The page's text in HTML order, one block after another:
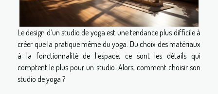
Le design d’un studio de yoga est une tendance plus difficile à
créer que la pratique même du yoga. Du choix des matériaux
à la fonctionnalité de l’espace, ce sont les détails qui
comptent le plus pour un studio. Alors, comment choisir son
studio de yoga ?